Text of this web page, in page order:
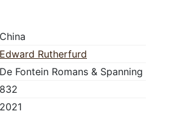
China
Edward Rutherfurd
De Fontein Romans & Spanning
832
2021